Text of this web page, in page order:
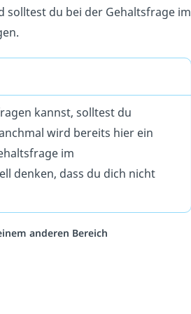
solltest du bei der Gehaltsfrage im
kannst, solltest du
wird bereits hier ein
im
denken, dass du dich nicht
anderen Bereich